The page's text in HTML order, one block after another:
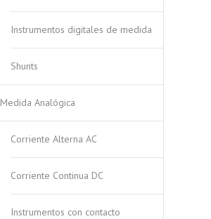
Instrumentos digitales de medida
Shunts
Medida Analógica
Corriente Alterna AC
Corriente Continua DC
Instrumentos con contacto